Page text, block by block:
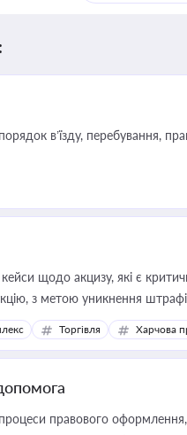
в’їзду, перебування,
щодо акцизу, які є
з метою уникнення
Торгівля Харчова
правового оформлення,